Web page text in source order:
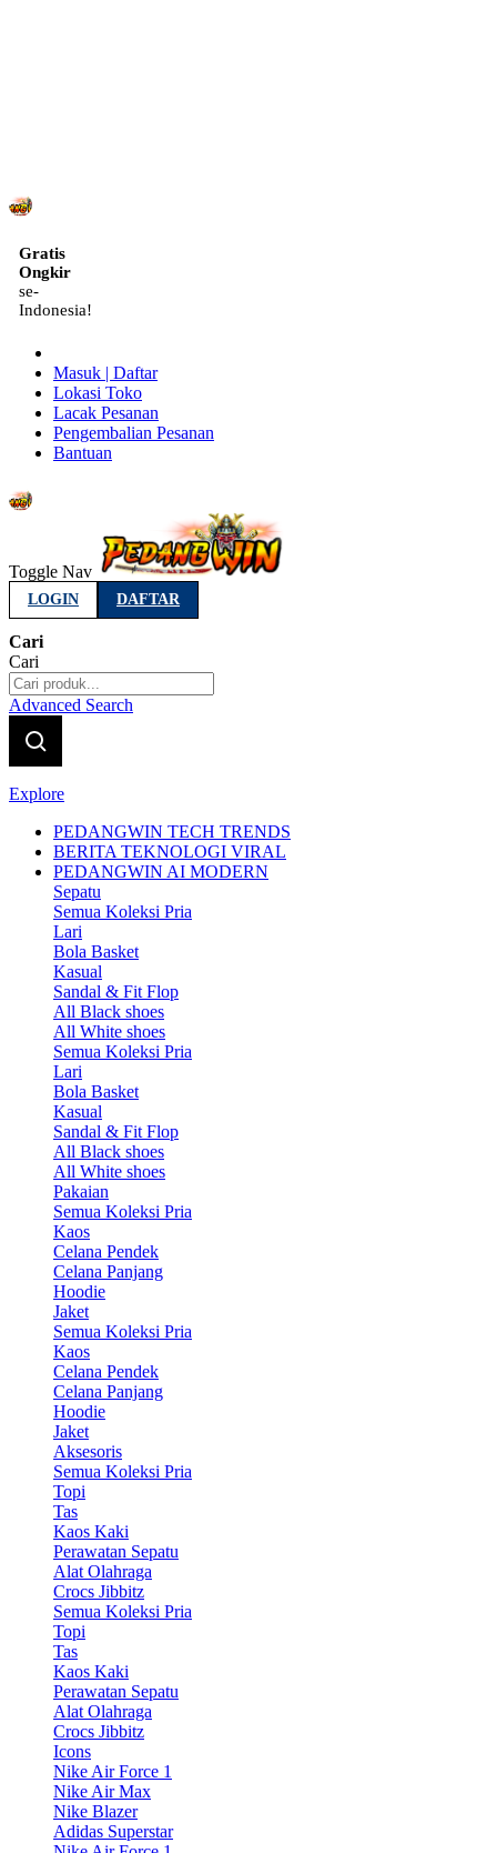
Gratis
Ongkir
se-
Indonesia!
Masuk | Daftar
Lokasi Toko
Lacak Pesanan
Pengembalian Pesanan
Bantuan
Toggle Nav
LOGIN DAFTAR
Cari
Cari
Advanced Search
Explore
PEDANGWIN TECH TRENDS
BERITA TEKNOLOGI VIRAL
PEDANGWIN AI MODERN
Sepatu
Semua Koleksi Pria
Lari
Bola Basket
Kasual
Sandal & Fit Flop
All Black shoes
All White shoes
Semua Koleksi Pria
Lari
Bola Basket
Kasual
Sandal & Fit Flop
All Black shoes
All White shoes
Pakaian
Semua Koleksi Pria
Kaos
Celana Pendek
Celana Panjang
Hoodie
Jaket
Semua Koleksi Pria
Kaos
Celana Pendek
Celana Panjang
Hoodie
Jaket
Aksesoris
Semua Koleksi Pria
Topi
Tas
Kaos Kaki
Perawatan Sepatu
Alat Olahraga
Crocs Jibbitz
Semua Koleksi Pria
Topi
Tas
Kaos Kaki
Perawatan Sepatu
Alat Olahraga
Crocs Jibbitz
Icons
Nike Air Force 1
Nike Air Max
Nike Blazer
Adidas Superstar